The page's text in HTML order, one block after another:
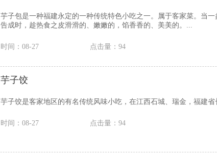
芋子包是一种福建永定的一种传统特色小吃之一。属于客家菜。当
告成时，趁热食之皮滑滑的、嫩嫩的，馅香香的、美美的。...
时间：08-27 点击量：94
芋子饺
芋子饺是客家地区的有名传统风味小吃，在江西石城、瑞金，福建
时间：08-27 点击量：94